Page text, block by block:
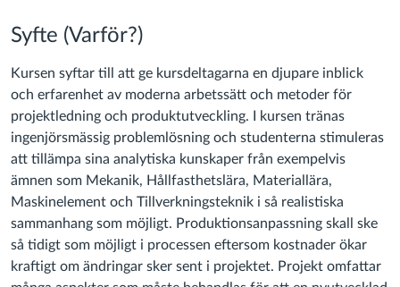
Syfte (Varför?)
Kursen syftar till att ge kursdeltagarna en djupare inblick
och erfarenhet av moderna arbetssätt och metoder för
projektledning och produktutveckling. I kursen tränas
ingenjörsmässig problemlösning och studenterna stimuleras
att tillämpa sina analytiska kunskaper från exempelvis
ämnen som Mekanik, Hållfasthetslära, Materiallära,
Maskinelement och Tillverkningsteknik i så realistiska
sammanhang som möjligt. Produktionsanpassning skall ske
så tidigt som möjligt i processen eftersom kostnader ökar
kraftigt om ändringar sker sent i projektet. Projekt omfattar